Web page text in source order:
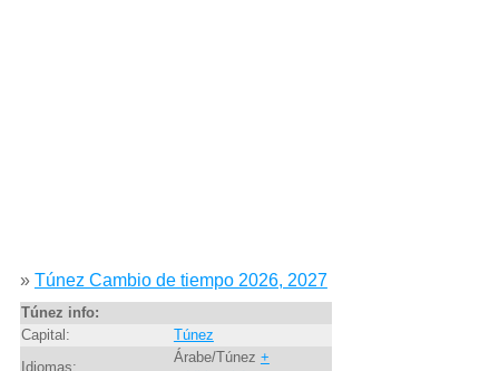
» Túnez Cambio de tiempo 2026, 2027
Túnez info:
Capital:
Túnez
Idiomas:
Árabe/Túnez +